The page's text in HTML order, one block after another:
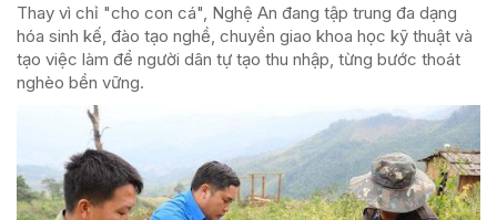
Thay vì chỉ "cho con cá", Nghệ An đang tập trung đa dạng
hóa sinh kế, đào tạo nghề, chuyển giao khoa học kỹ thuật và
tạo việc làm để người dân tự tạo thu nhập, từng bước thoát
nghèo bền vững.